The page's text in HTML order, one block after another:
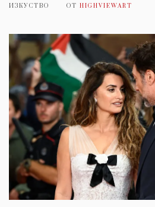
ИЗКУСТВО ОТ HIGHVIEWART